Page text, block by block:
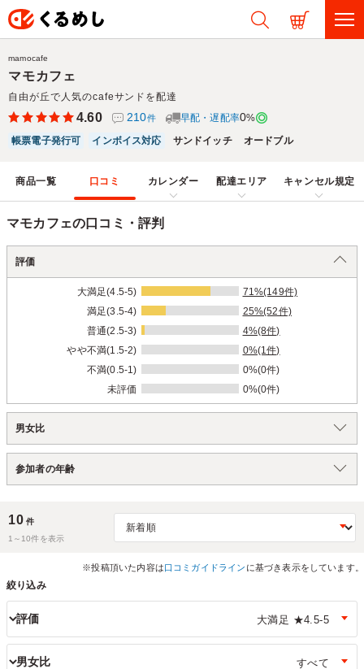
マモカフェ
自由が丘で人気のcafeサンドを配達
mamocafe
4.60 210件 早配・遅配率0%
帳票電子発行可
インボイス対応 サンドイッチ オードブル
商品一覧 口コミ カレンダー 配達エリア キャンセル規定
マモカフェの口コミ・評判
評価
大満足(4.5-5)
71%(149件)
満足(3.5-4)
25%(52件)
普通(2.5-3)
4%(8件)
やや不満(1.5-2)
0%(1件)
不満(0.5-1)
0%(0件)
未評価
0%(0件)
男女比
参加者の年齢
10 件
1～ 10件を表示
※投稿頂いた内容は口コミガイドライン に基づき表示をしています。
絞り込み
評価
男女比